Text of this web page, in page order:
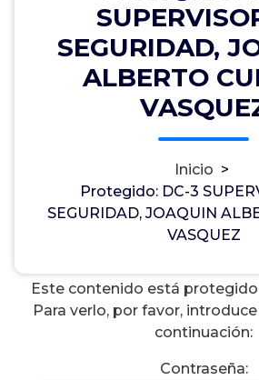
SEGURIDAD,
ALBERTO
Inicio >
Protegido: DC-3
SEGURIDAD, JOAQUIN
VASQUEZ
Protegido: DC-3
SEGURIDAD,
CUEVAS VASQUEZ
10, Jul, 2023
SISTEMAS DE SEGURIDAD
PACIFICO S.A. DE
Este contenido está
Para verlo, por favor,
continuación:
Contraseña: